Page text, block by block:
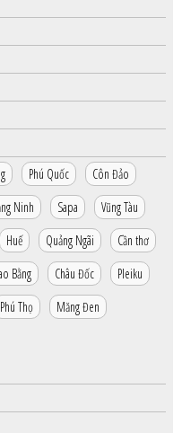
Phú Quốc
Côn Đảo
Ninh Sapa
Vũng Tàu
Huế Quảng Ngãi
Cần thơ
Bằng Châu Đốc
Pleiku
Phú Thọ
Măng Đen